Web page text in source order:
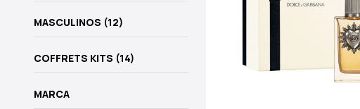
MASCULINOS (12)
COFFRETS KITS (14)
MARCA